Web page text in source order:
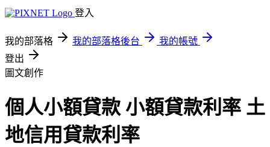
登入
我的部落格 我的部落格後台
我的帳號
登出
圖文創作
個人小額貸款 小額貸款利率 土
地信用貸款利率